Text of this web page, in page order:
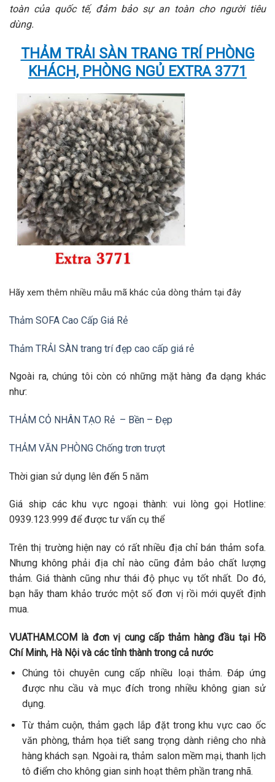
toàn của quốc tế, đảm bảo sự an toàn cho người tiêu
dùng.
THẢM TRẢI SÀN TRANG TRÍ PHÒNG
KHÁCH, PHÒNG NGỦ EXTRA 3771
Hãy xem thêm nhiều mẫu mã khác của dòng thảm tại đây
Thảm SOFA Cao Cấp Giá Rẻ
Thảm TRẢI SÀN trang trí đẹp cao cấp giá rẻ
Ngoài ra, chúng tôi còn có những mặt hàng đa dạng khác
như:
THẢM CỎ NHÂN TẠO Rẻ – Bền – Đẹp
THẢM VĂN PHÒNG Chống trơn trượt
Thời gian sử dụng lên đến 5 năm
Giá ship các khu vực ngoại thành: vui lòng gọi Hotline:
0939.123.999 để được tư vấn cụ thể
Trên thị trường hiện nay có rất nhiều địa chỉ bán thảm sofa.
Nhưng không phải địa chỉ nào cũng đảm bảo chất lượng
thảm. Giá thành cũng như thái độ phục vụ tốt nhất. Do đó,
bạn hãy tham khảo trước một số đơn vị rồi mới quyết định
mua.
VUATHAM.COM là đơn vị cung cấp thảm hàng đầu tại Hồ
Chí Minh, Hà Nội và các tỉnh thành trong cả nước
Chúng tôi chuyên cung cấp nhiều loại thảm. Đáp ứng
được nhu cầu và mục đích trong nhiều không gian sử
dụng.
Từ thảm cuộn, thảm gạch lắp đặt trong khu vực cao ốc
văn phòng, thảm họa tiết sang trọng dành riêng cho nhà
hàng khách sạn. Ngoài ra, thảm salon mềm mại, thanh lịch
tô điểm cho không gian sinh hoạt thêm phần trang nhã.